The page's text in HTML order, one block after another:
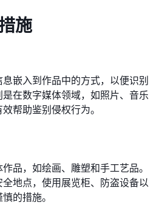
施
嵌入到作品中的方式，以便识别
在数字媒体领域，如照片、音乐
帮助鉴别侵权行为。
品，如绘画、雕塑和手工艺品。
地点，使用展览柜、防盗设备以
的措施。